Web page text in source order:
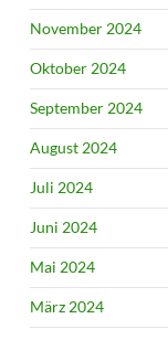
November 2024
Oktober 2024
September 2024
August 2024
Juli 2024
Juni 2024
Mai 2024
März 2024